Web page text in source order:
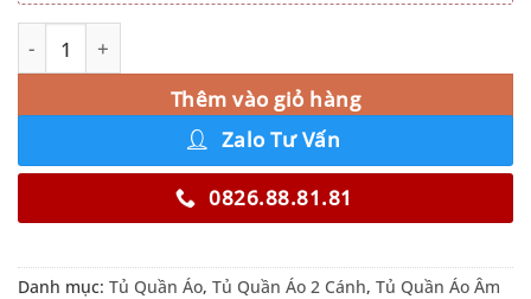
Tủ Quần Áo 3 Cánh Lùa số lượng
Thêm vào giỏ hàng
Alternative:
Zalo Tư Vấn
0826.88.81.81
Danh mục: Tủ Quần Áo, Tủ Quần Áo 2 Cánh, Tủ Quần Áo Âm